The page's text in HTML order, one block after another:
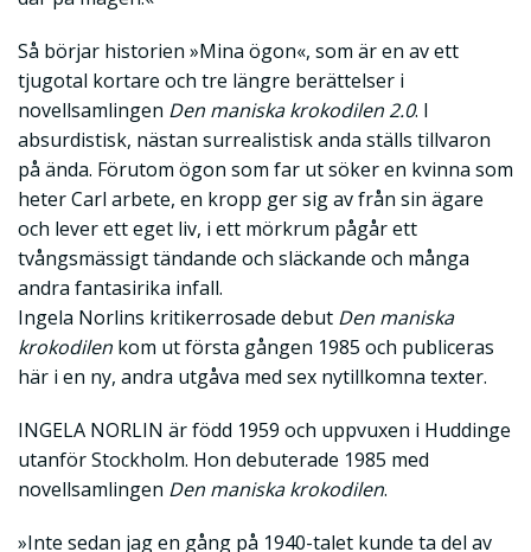
Så börjar historien »Mina ögon«, som är en av ett
tjugotal kortare och tre längre berättelser i
novellsamlingen Den maniska krokodilen 2.0. I
absurdistisk, nästan surrealistisk anda ställs tillvaron
på ända. Förutom ögon som far ut söker en kvinna som
heter Carl arbete, en kropp ger sig av från sin ägare
och lever ett eget liv, i ett mörkrum pågår ett
tvångsmässigt tändande och släckande och många
andra fantasirika infall.
Ingela Norlins kritikerrosade debut Den maniska
krokodilen kom ut första gången 1985 och publiceras
här i en ny, andra utgåva med sex nytillkomna texter.
INGELA NORLIN är född 1959 och uppvuxen i Huddinge
utanför Stockholm. Hon debuterade 1985 med
novellsamlingen Den maniska krokodilen.
»Inte sedan jag en gång på 1940-talet kunde ta del av